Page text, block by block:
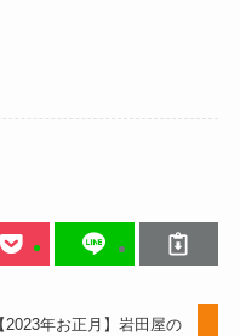
【2023年お正月】岩田屋の